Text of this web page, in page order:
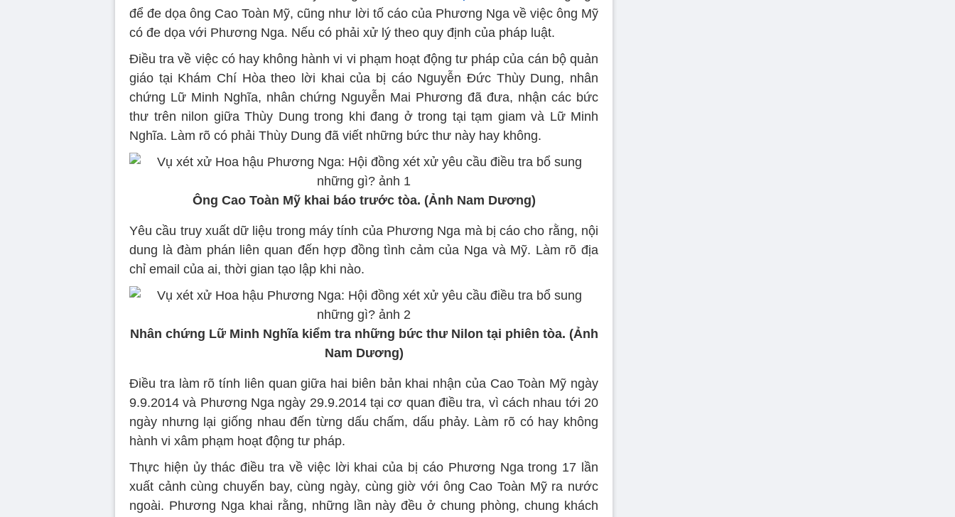
để đe dọa ông Cao Toàn Mỹ, cũng như lời tố cáo của Phương Nga về việc ông Mỹ
có đe dọa với Phương Nga. Nếu có phải xử lý theo quy định của pháp luật.
Điều tra về việc có hay không hành vi vi phạm hoạt động tư pháp của cán bộ quản
giáo tại Khám Chí Hòa theo lời khai của bị cáo Nguyễn Đức Thùy Dung, nhân
chứng Lữ Minh Nghĩa, nhân chứng Nguyễn Mai Phương đã đưa, nhận các bức
thư trên nilon giữa Thùy Dung trong khi đang ở trong tại tạm giam và Lữ Minh
Nghĩa. Làm rõ có phải Thùy Dung đã viết những bức thư này hay không.
Ông Cao Toàn Mỹ khai báo trước tòa. (Ảnh Nam Dương)
Yêu cầu truy xuất dữ liệu trong máy tính của Phương Nga mà bị cáo cho rằng, nội
dung là đàm phán liên quan đến hợp đồng tình cảm của Nga và Mỹ. Làm rõ địa
chỉ email của ai, thời gian tạo lập khi nào.
Nhân chứng Lữ Minh Nghĩa kiểm tra những bức thư Nilon tại phiên tòa. (Ảnh
Nam Dương)
Điều tra làm rõ tính liên quan giữa hai biên bản khai nhận của Cao Toàn Mỹ ngày
9.9.2014 và Phương Nga ngày 29.9.2014 tại cơ quan điều tra, vì cách nhau tới 20
ngày nhưng lại giống nhau đến từng dấu chấm, dấu phảy. Làm rõ có hay không
hành vi xâm phạm hoạt động tư pháp.
Thực hiện ủy thác điều tra về việc lời khai của bị cáo Phương Nga trong 17 lần
xuất cảnh cùng chuyến bay, cùng ngày, cùng giờ với ông Cao Toàn Mỹ ra nước
ngoài. Phương Nga khai rằng, những lần này đều ở chung phòng, chung khách